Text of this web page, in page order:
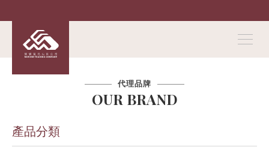
代理品牌
OUR BRAND
產品分類